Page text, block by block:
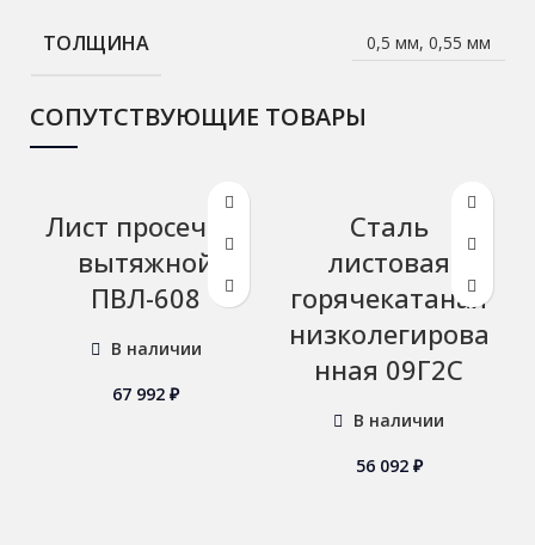
ТОЛЩИНА 0,5 мм, 0,55 мм
СОПУТСТВУЮЩИЕ ТОВАРЫ
Лист просечно-
вытяжной
ПВЛ-608
В наличии
67 992 ₽
Сталь
листовая
горячекатаная
низколегирова
нная 09Г2С
В наличии
56 092 ₽